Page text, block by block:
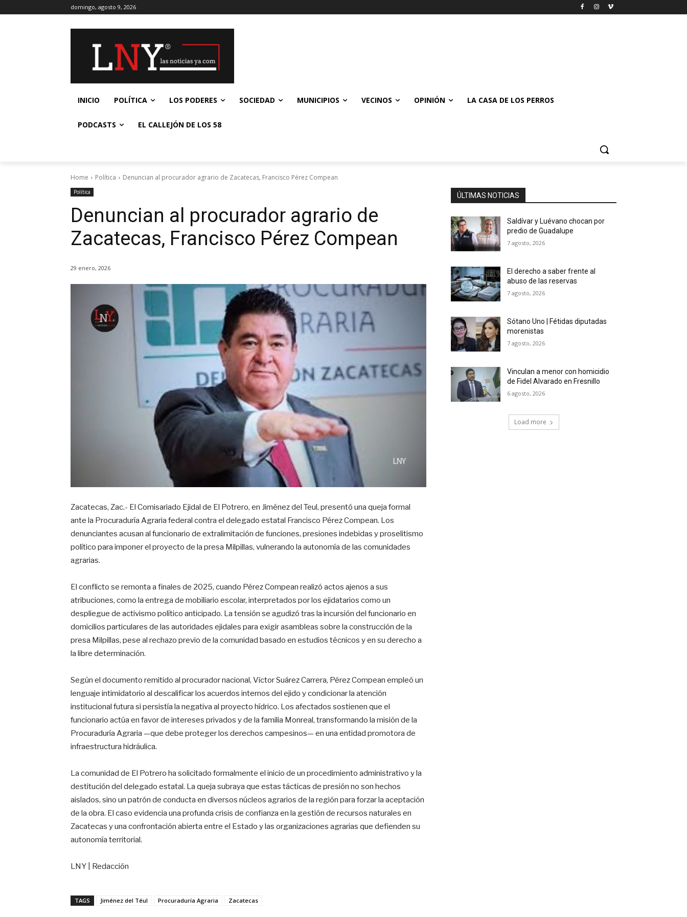
domingo, agosto 9, 2026
INICIO POLÍTICA LOS PODERES SOCIEDAD MUNICIPIOS VECINOS OPINIÓN LA CASA DE LOS PERROS
PODCASTS EL CALLEJÓN DE LOS 58
Home Política Denuncian al procurador agrario de Zacatecas, Francisco Pérez Compean
Política
Denuncian al procurador agrario de
Zacatecas, Francisco Pérez Compean
29 enero, 2026
Zacatecas, Zac.- El Comisariado Ejidal de El Potrero, en Jiménez del Teul, presentó una queja formal
ante la Procuraduría Agraria federal contra el delegado estatal Francisco Pérez Compean. Los
denunciantes acusan al funcionario de extralimitación de funciones, presiones indebidas y proselitismo
político para imponer el proyecto de la presa Milpillas, vulnerando la autonomía de las comunidades
agrarias.
El conflicto se remonta a finales de 2025, cuando Pérez Compean realizó actos ajenos a sus
atribuciones, como la entrega de mobiliario escolar, interpretados por los ejidatarios como un
despliegue de activismo político anticipado. La tensión se agudizó tras la incursión del funcionario en
domicilios particulares de las autoridades ejidales para exigir asambleas sobre la construcción de la
presa Milpillas, pese al rechazo previo de la comunidad basado en estudios técnicos y en su derecho a
la libre determinación.
Según el documento remitido al procurador nacional, Víctor Suárez Carrera, Pérez Compean empleó un
lenguaje intimidatorio al descalificar los acuerdos internos del ejido y condicionar la atención
institucional futura si persistía la negativa al proyecto hídrico. Los afectados sostienen que el
funcionario actúa en favor de intereses privados y de la familia Monreal, transformando la misión de la
Procuraduría Agraria —que debe proteger los derechos campesinos— en una entidad promotora de
infraestructura hidráulica.
La comunidad de El Potrero ha solicitado formalmente el inicio de un procedimiento administrativo y la
destitución del delegado estatal. La queja subraya que estas tácticas de presión no son hechos
aislados, sino un patrón de conducta en diversos núcleos agrarios de la región para forzar la aceptación
de la obra. El caso evidencia una profunda crisis de confianza en la gestión de recursos naturales en
Zacatecas y una confrontación abierta entre el Estado y las organizaciones agrarias que defienden su
autonomía territorial.
LNY | Redacción
TAGS Jiménez del Téul Procuraduría Agraria Zacatecas
ÚLTIMAS NOTICIAS
Saldívar y Luévano chocan por
predio de Guadalupe
7 agosto, 2026
El derecho a saber frente al
abuso de las reservas
7 agosto, 2026
Sótano Uno | Fétidas diputadas
morenistas
7 agosto, 2026
Vinculan a menor con homicidio
de Fidel Alvarado en Fresnillo
6 agosto, 2026
Load more